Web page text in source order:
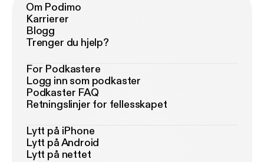
Om Podimo
Karrierer
Blogg
Trenger du hjelp?
For Podkastere
Logg inn som podkaster
Podkaster FAQ
Retningslinjer for fellesskapet
Lytt på iPhone
Lytt på Android
Lytt på nettet